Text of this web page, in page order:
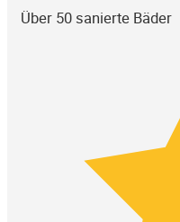
Über 50 sanierte Bäder